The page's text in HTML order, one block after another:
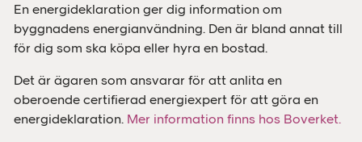
En energideklaration ger dig information om
byggnadens energianvändning. Den är bland annat till
för dig som ska köpa eller hyra en bostad.
Det är ägaren som ansvarar för att anlita en
oberoende certifierad energiexpert för att göra en
energideklaration. Mer information finns hos Boverket.